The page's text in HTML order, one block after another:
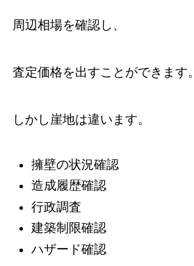
周辺相場を確認し、
査定価格を出すことができます。
しかし崖地は違います。
擁壁の状況確認
造成履歴確認
行政調査
建築制限確認
ハザード確認